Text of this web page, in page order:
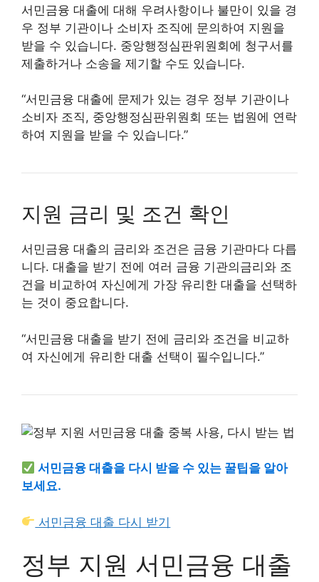
서민금융 대출에 대해 우려사항이나 불만이 있을 경
우 정부 기관이나 소비자 조직에 문의하여 지원을
받을 수 있습니다. 중앙행정심판위원회에 청구서를
제출하거나 소송을 제기할 수도 있습니다.
“서민금융 대출에 문제가 있는 경우 정부 기관이나
소비자 조직, 중앙행정심판위원회 또는 법원에 연락
하여 지원을 받을 수 있습니다.”
지원 금리 및 조건 확인
서민금융 대출의 금리와 조건은 금융 기관마다 다릅
니다. 대출을 받기 전에 여러 금융 기관의금리와 조
건을 비교하여 자신에게 가장 유리한 대출을 선택하
는 것이 중요합니다.
“서민금융 대출을 받기 전에 금리와 조건을 비교하
여 자신에게 유리한 대출 선택이 필수입니다.”
서민금융 대출을 다시 받을 수 있는 꿀팁을 알아
보세요.
서민금융 대출 다시 받기
정부 지원 서민금융 대출